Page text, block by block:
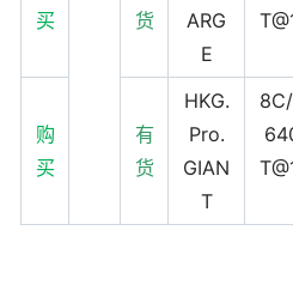
买
货
ARG
E
购
买
有
货
HKG.
Pro.
GIAN
T